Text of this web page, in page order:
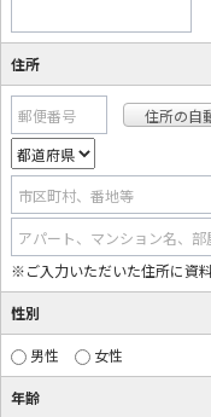
住所
郵便番号
市区町村、番地等
アパート、マンション名、部
※ご入力いただいた住所に資
性別
男性 女性
年齢